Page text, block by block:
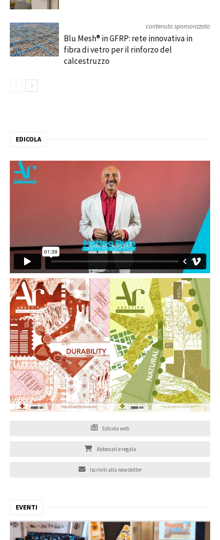
contenuto sponsorizzato
Blu Mesh® in GFRP: rete innovativa in
fibra di vetro per il rinforzo del
calcestruzzo
EDICOLA
Edicola web
Abbonati e regala
Iscriviti alla newsletter
EVENTI